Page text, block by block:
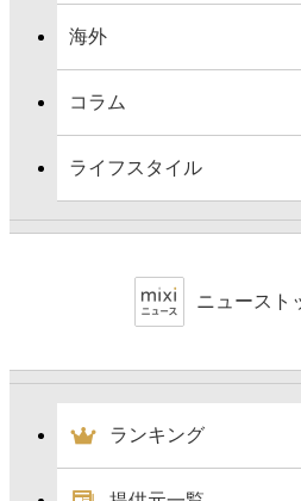
海外
コラム
ライフスタイル
ニュースト
ランキング